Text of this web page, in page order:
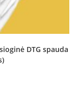
DTG spauda